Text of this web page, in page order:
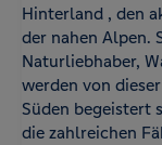
Hinterland , den
der nahen Alpen.
Naturliebhaber,
werden von
Süden begeistert
die zahlreichen